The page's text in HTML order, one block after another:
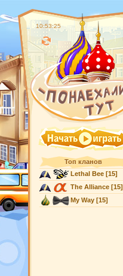
10:53:26
Топ кланов
Lethal Bee[15]
The Alliance[15]
My Way[15]